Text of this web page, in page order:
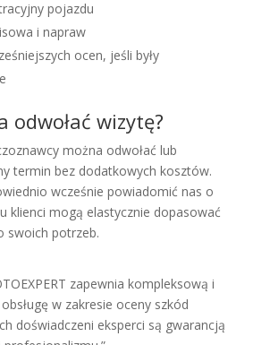
pojazdu
i napraw
ocen, jeśli były
odwołać wizytę?
można odwołać lub
termin bez dodatkowych kosztów.
wcześnie powiadomić nas o
klienci mogą elastycznie dopasować
swoich potrzeb.
zapewnia kompleksową i
w zakresie oceny szkód
doświadczeni eksperci są gwarancją